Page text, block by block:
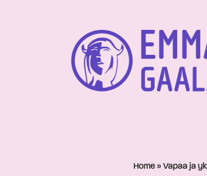
Home » Vapaa ja